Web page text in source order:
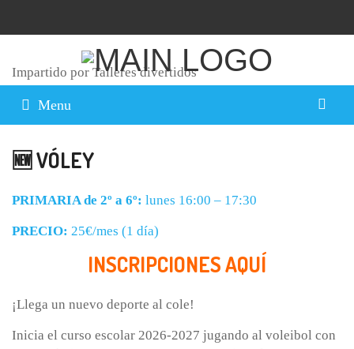
Menu
Impartido por Talleres divertidos
🆕 VÓLEY
PRIMARIA de 2º a 6º: lunes 16:00 – 17:30
PRECIO: 25€/mes (1 día)
INSCRIPCIONES AQUÍ
¡Llega un nuevo deporte al cole!
Inicia el curso escolar 2026-2027 jugando al voleibol con